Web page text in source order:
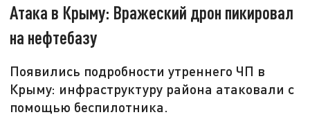
Атака в Крыму: Вражеский дрон пикировал
на нефтебазу
Появились подробности утреннего ЧП в
Крыму: инфраструктуру района атаковали с
помощью беспилотника.